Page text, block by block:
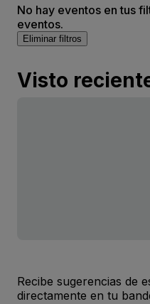
No hay eventos en tus
eventos.
Eliminar filtros
Visto
Recibe sugerencias de
directamente en tu